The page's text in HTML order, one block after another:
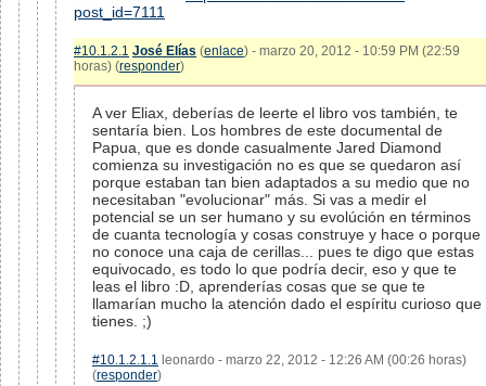
post_id=7111
#10.1.2.1 José Elías (enlace) - marzo 20, 2012 - 10:59 PM (22:59
horas) (responder)
A ver Eliax, deberías de leerte el libro vos también, te
sentaría bien. Los hombres de este documental de
Papua, que es donde casualmente Jared Diamond
comienza su investigación no es que se quedaron así
porque estaban tan bien adaptados a su medio que no
necesitaban "evolucionar" más. Si vas a medir el
potencial se un ser humano y su evolúción en términos
de cuanta tecnología y cosas construye y hace o porque
no conoce una caja de cerillas... pues te digo que estas
equivocado, es todo lo que podría decir, eso y que te
leas el libro :D, aprenderías cosas que se que te
llamarían mucho la atención dado el espíritu curioso que
tienes. ;)
#10.1.2.1.1 leonardo - marzo 22, 2012 - 12:26 AM (00:26 horas)
(responder)